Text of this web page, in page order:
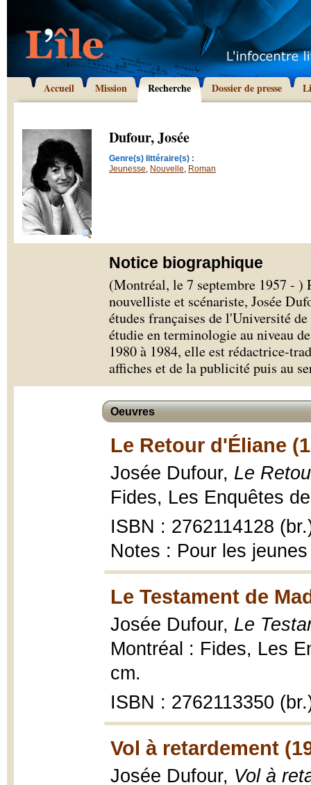
Accueil Mission Recherche Dossier de presse
Dufour, Josée
Genre(s) littéraire(s) :
Jeunesse, Nouvelle, Roman
Notice biographique
(Montréal, le 7 septembre 1957 - )
nouvelliste et scénariste, Josée
études françaises de l'Université
étudie en terminologie au niveau
1980 à 1984, elle est rédactrice-
affiches et de la publicité puis au
Oeuvres
Le Retour d'Éliane
Josée Dufour, Le
Fides, Les Enquêtes
ISBN : 2762114128
Notes : Pour les
Le Testament de
Josée Dufour, Le
Montréal : Fides, Les
cm.
ISBN : 2762113350
Vol à retardement
Josée Dufour, Vol à